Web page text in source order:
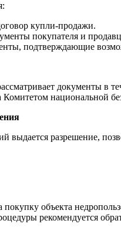
купли-продажи.
покупателя и
подтверждающие
документы в
Комитетом национальной
выдается разрешение,
объекта
рекомендуется